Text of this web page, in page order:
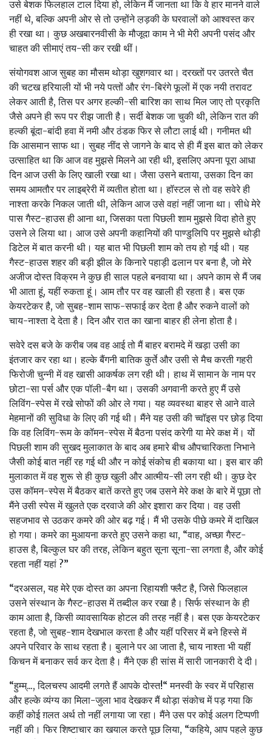
उसे बेशक फिलहाल टाल दिया हो, लेकिन मैं जानता था कि वे हार मानने वाले
नहीं थे, बल्कि अपनी ओर से तो उन्होंने ल़ड़की के घरवालों को आश्वस्त कर
ही रखा था। कुछ अखबारनवीसी के मौजूदा काम ने भी मेरी अपनी पसंद और
चाहत की सीमाएं तय-सी कर रखी थीं।
संयोगवश आज सुबह का मौसम थोड़ा खुशगवार था। दरख्‍तों पर उतरते चैत
की चटख हरियाली यों भी नये पत्‍तों और रंग-बिरंगे फूलों में एक नयी तरावट
लेकर आती है, तिस पर अगर हल्‍की-सी बारिश का साथ मिल जाए तो प्रकृति
जैसे अपने ही रूप पर रीझ जाती है। सर्दी बेशक जा चुकी थी, लेकिन रात की
हल्‍की बूंदा-बांदी हवा में नमी और ठंडक फिर से लौटा लाई थी। गनीमत थी
कि आसमान साफ था। सुबह नींद से जागने के बाद से ही मैं इस बात को लेकर
उत्‍साहित था कि आज वह मुझसे मिलने आ रही थी, इसलिए अपना पूरा आधा
दिन आज उसी के लिए खाली रखा था। जैसा उसने बताया, उसका दिन का
समय आमतौर पर लाइब्रेरी में व्‍यतीत होता था। हॉस्‍टल से तो वह सवेरे ही
नाश्‍ता करके निकल जाती थी, लेकिन आज उसे वहां नहीं जाना था। सीधे मेरे
पास गैस्‍ट-हाउस ही आना था, जिसका पता पिछली शाम मुझसे विदा होते हुए
उसने ले लिया था। आज उसे अपनी कहानियों की पाण्‍डुलिपि पर मुझसे थोड़ी
डिटेल में बात करनी थी। यह बात भी पिछली शाम को तय हो गई थी। यह
गैस्‍ट-हाउस शहर की बड़ी झील के किनारे पहाड़ी ढलान पर बना है, जो मेरे
अजीज दोस्‍त विक्रम ने कुछ ही साल पहले बनवाया था। अपने काम से मैं जब
भी आता हूं, यहीं रुकता हूं। आम तौर पर वह खाली ही रहता है। बस एक
केयरटेकर है, जो सुबह-शाम साफ-सफाई कर देता है और रुकने वालों को
चाय-नाश्‍ता दे देता है। दिन और रात का खाना बाहर ही लेना होता है।
सवेरे दस बजे के करीब जब वह आई तो मैं बाहर बरामदे में खड़ा उसी का
इंतजार कर रहा था। हल्‍के बैंगनी बातिक कुर्ते और उसी से मैच करती गहरी
फिरोजी चुन्‍नी में वह खासी आकर्षक लग रही थी। हाथ में सामान के नाम पर
छोटा-सा पर्स और एक पॉली-बैग था। उसकी अगवानी करते हुए मैं उसे
लिविंग-स्‍पेस में रखे सोफों की ओर ले गया। यह व्‍यवस्‍था बाहर से आने वाले
मेहमानों की सुविधा के लिए की गई थी। मैंने यह उसी की च्‍वॉइस पर छोड़ दिया
कि वह लिविंग-रूम के कॉमन-स्‍पेस में बैठना पसंद करेगी या मेरे कक्ष में। यों
पिछली शाम की सुखद मुलाकात के बाद अब हमारे बीच औपचारिकता निभाने
जैसी कोई बात नहीं रह गई थी और न कोई संकोच ही बकाया था। इस बार की
मुलाकात में वह शुरू से ही कुछ खुली और आत्‍मीय-सी लग रही थी। कुछ देर
उस कॉमन-स्‍पेस में बैठकर बातें करते हुए जब उसने मेरे कक्ष के बारे में पूछा तो
मैंने उसी स्‍पेस में खुलते एक दरवाजे की ओर इशारा कर दिया। वह उसी
सहजभाव से उठकर कमरे की ओर बढ़ गई। मैं भी उसके पीछे कमरे में दाखिल
हो गया। कमरे का मुआयना करते हुए उसने कहा था, “वाह, अच्‍छा गैस्‍ट-
हाउस है, बिल्‍कुल घर की तरह, लेकिन बहुत सूना सूना-सा लगता है, और कोई
रहता नहीं यहां ?”
“दरअसल, यह मेरे एक दोस्‍त का अपना रिहायशी फ्‍लैट है, जिसे फिलहाल
उसने संस्‍थान के गैस्‍ट-हाउस में तब्‍दील कर रखा है। सिर्फ संस्‍थान के ही
काम आता है, किसी व्‍यावसायिक होटल की तरह नहीं है। बस एक केयरटेकर
रहता है, जो सुबह-शाम देखभाल करता है और यहीं परिसर में बने हिस्‍से में
अपने परिवार के साथ रहता है। बुलाने पर आ जाता है, चाय नाश्‍ता भी यहीं
किचन में बनाकर सर्व कर देता है। मैंने एक ही सांस में सारी जानकारी दे दी।
“हुम्‍म्..., दिलचस्‍प आदमी लगते हैं आपके दोस्‍त!“ मनस्‍वी के स्‍वर में परिहास
और हल्‍के व्‍यंग्‍य का मिला-जुला भाव देखकर मैं थोड़ा संकोच में पड़ गया कि
कहीं कोई ग़लत अर्थ तो नहीं लगाया जा रहा। मैंने उस पर कोई अलग टिप्‍पणी
नहीं की। फिर शिष्‍टाचार का खयाल करते पूछ लिया, “कहिये, आप पहले कुछ